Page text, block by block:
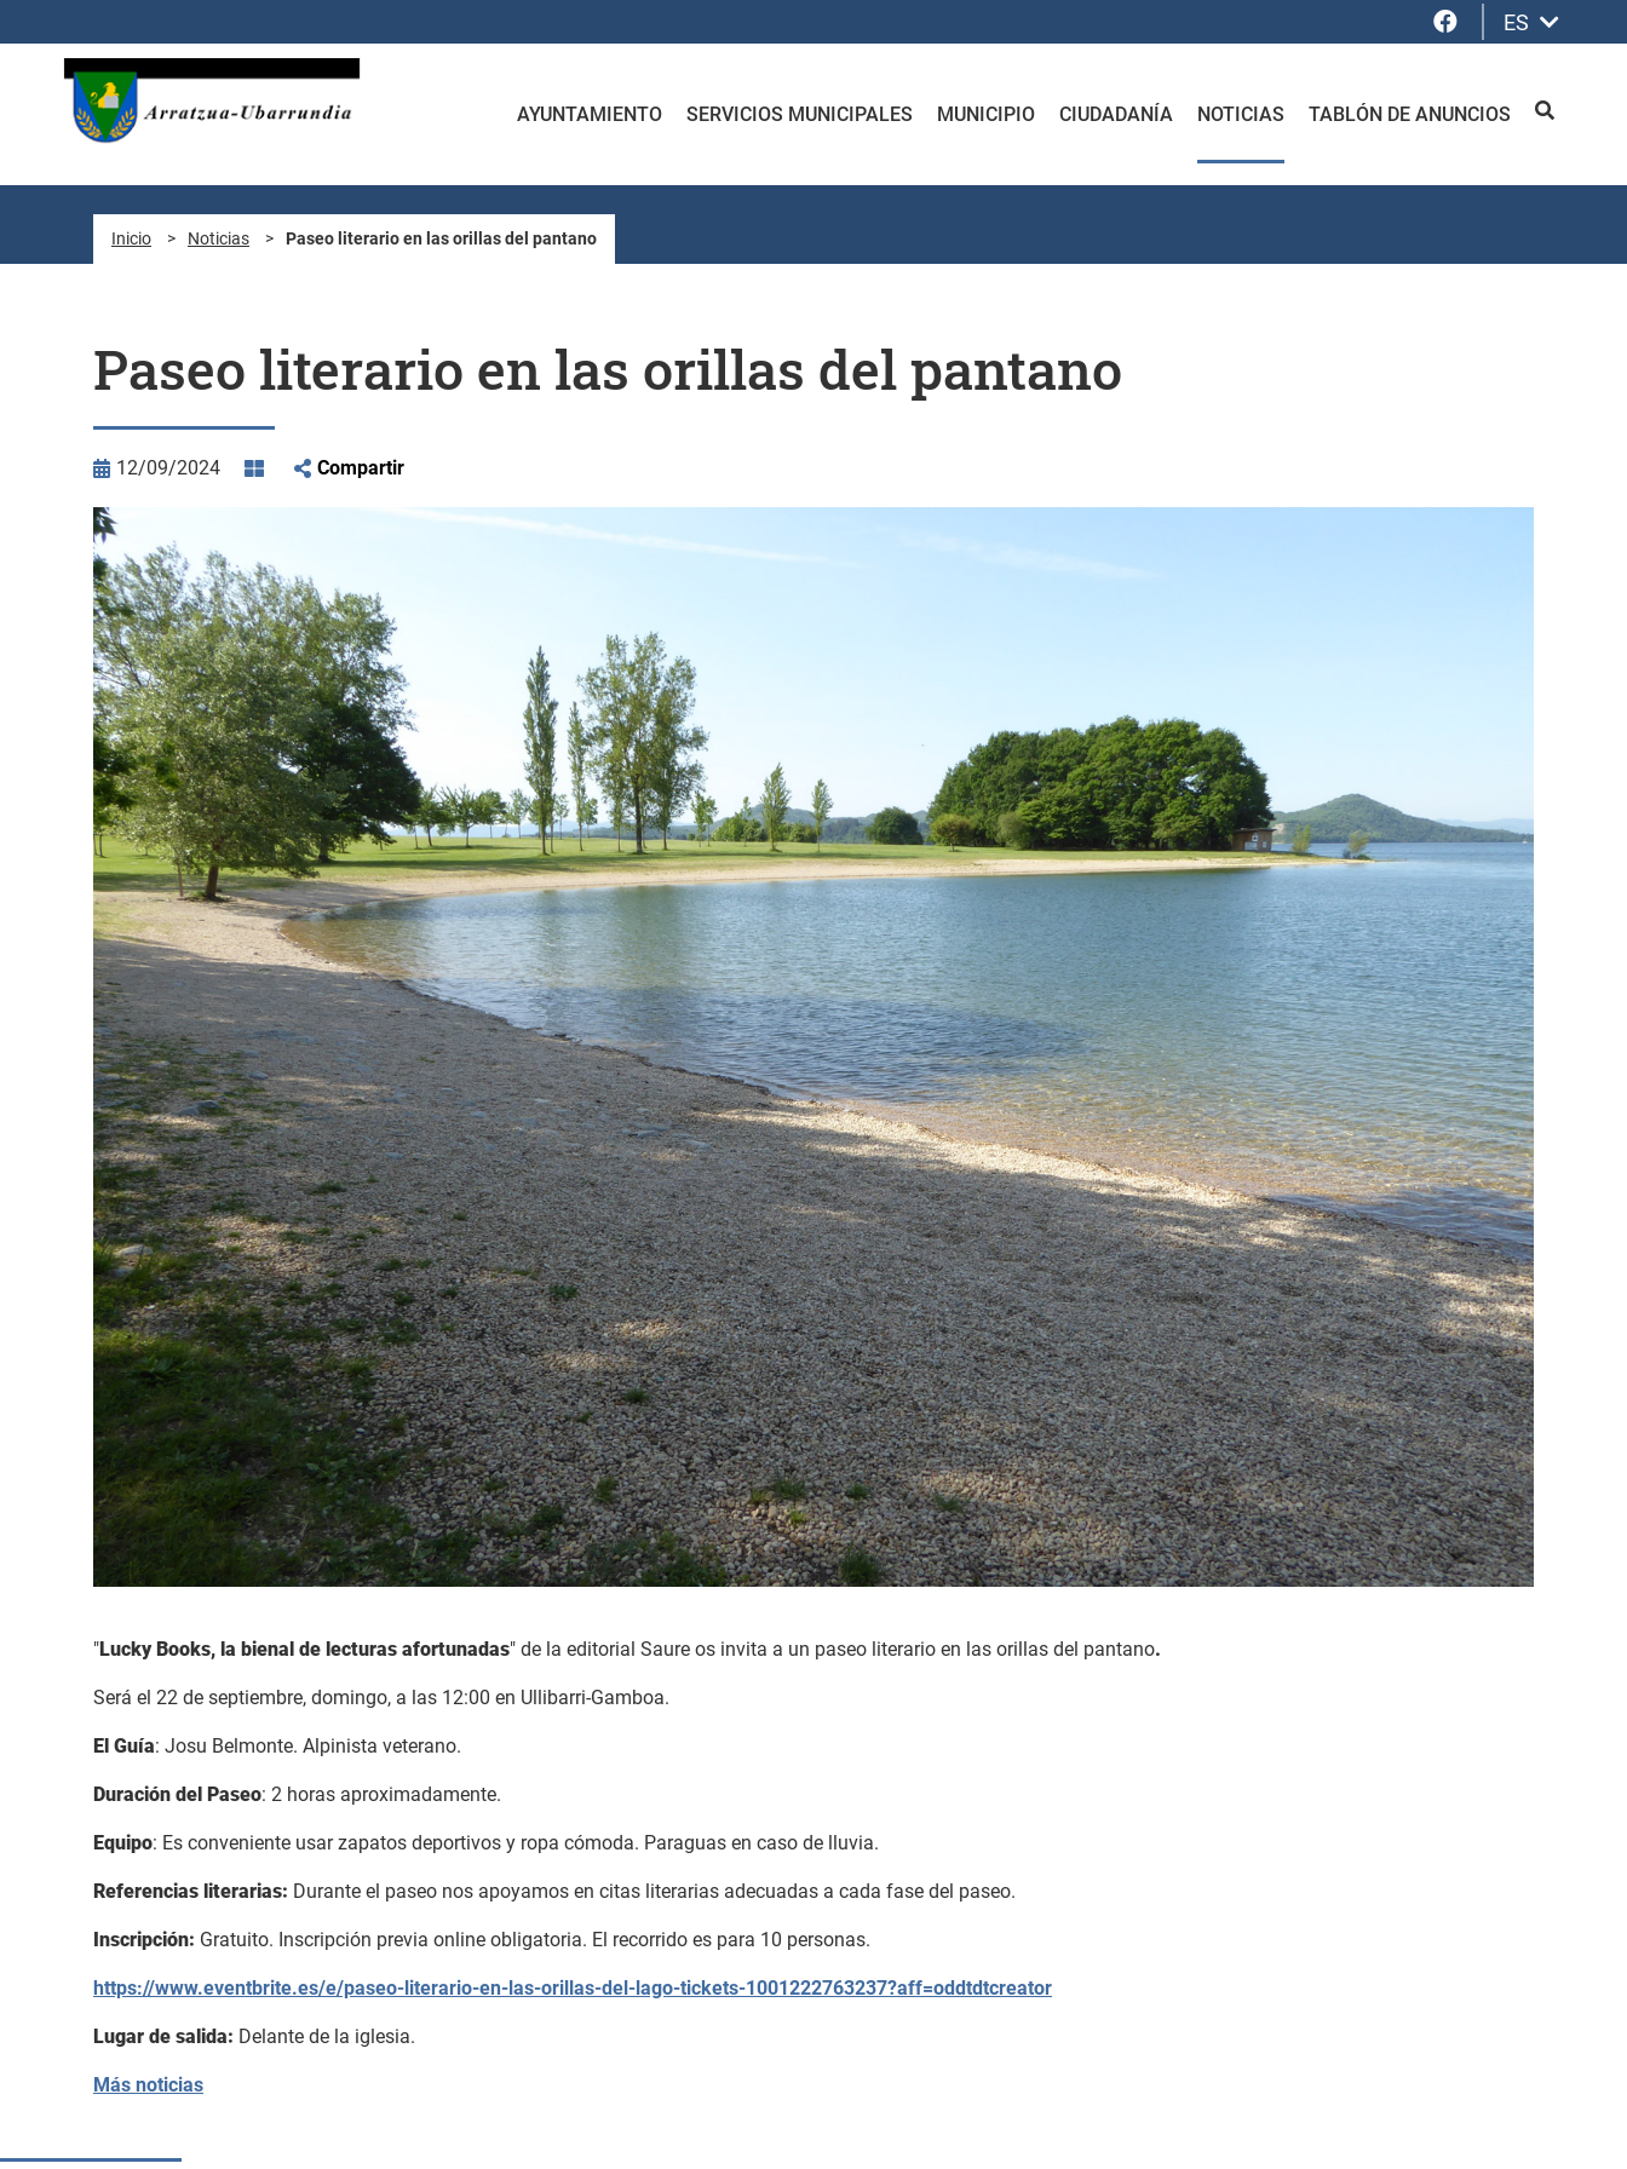
Facebook
ES
AYUNTAMIENTO SERVICIOS MUNICIPALES MUNICIPIO CIUDADANÍA NOTICIAS TABLÓN DE ANUNCIOS BUSCAR
Inicio > Noticias > Paseo literario en las orillas del pantano
Paseo literario en las orillas del pantano
12/09/2024 Compartir
"Lucky Books, la bienal de lecturas afortunadas" de la editorial Saure os invita a un paseo literario en las orillas del pantano.
Será el 22 de septiembre, domingo, a las 12:00 en Ullibarri-Gamboa.
El Guía: Josu Belmonte. Alpinista veterano.
Duración del Paseo: 2 horas aproximadamente.
Equipo: Es conveniente usar zapatos deportivos y ropa cómoda. Paraguas en caso de lluvia.
Referencias literarias: Durante el paseo nos apoyamos en citas literarias adecuadas a cada fase del paseo.
Inscripción: Gratuito. Inscripción previa online obligatoria. El recorrido es para 10 personas.
https://www.eventbrite.es/e/paseo-literario-en-las-orillas-del-lago-tickets-1001222763237?aff=oddtdtcreator
Lugar de salida: Delante de la iglesia.
Más noticias